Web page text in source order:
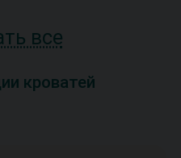
все
кроватей